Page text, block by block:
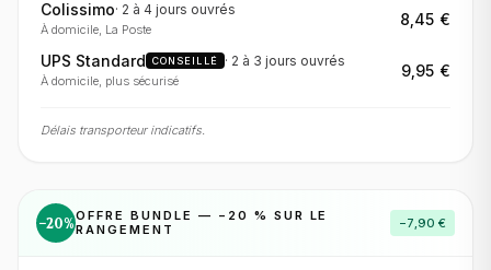
Colissimo· 2 à 4 jours ouvrés
À domicile, La Poste
8,45 €
UPS Standard CONSEILLÉ · 2 à 3 jours ouvrés
À domicile, plus sécurisé
9,95 €
Délais transporteur indicatifs.
−20%OFFRE BUNDLE — − 20 % SUR LE
RANGEMENT
−7,90 €